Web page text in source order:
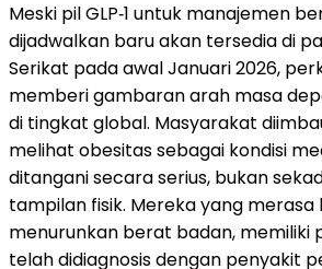
Meski pil GLP‑1 untuk manajemen
dijadwalkan baru akan tersedia di
Serikat pada awal Januari 2026,
memberi gambaran arah masa
di tingkat global. Masyarakat
melihat obesitas sebagai kondisi
ditangani secara serius, bukan
tampilan fisik. Mereka yang merasa
menurunkan berat badan, memiliki
telah didiagnosis dengan penyakit